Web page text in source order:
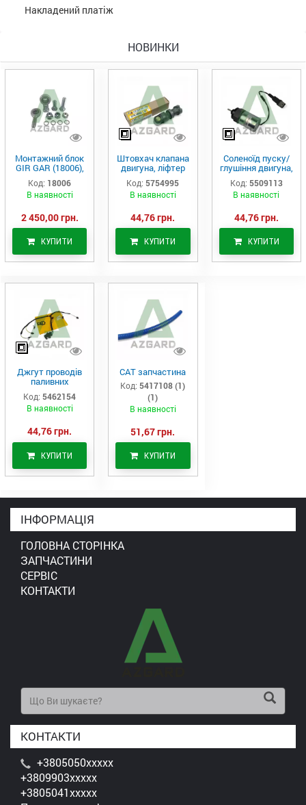
Накладений платіж
НОВИНКИ
Монтажний блок
GIR GAR (18006),
Аналог
Код: 18006
В наявності
2 450,00 грн.
КУПИТИ
Штовхач клапана
двигуна, ліфтер
(575-4995)
Код: 5754995
В наявності
44,76 грн.
КУПИТИ
Соленоїд пуску/
глушіння двигуна,
актуатор (550-
9113)
Код: 5509113
В наявності
44,76 грн.
КУПИТИ
Джгут проводів
паливних
форсунок CAT
C7/C9 (546-2154)
Код: 5462154
В наявності
44,76 грн.
КУПИТИ
САТ запчастина
Код: 5417108 (1)
(1)
В наявності
51,67 грн.
КУПИТИ
ІНФОРМАЦІЯ
ГОЛОВНА СТОРІНКА
ЗАПЧАСТИНИ
СЕРВІС
КОНТАКТИ
КОНТАКТИ
+3805050xxxxx
+3809903xxxxx
+3805041xxxxx